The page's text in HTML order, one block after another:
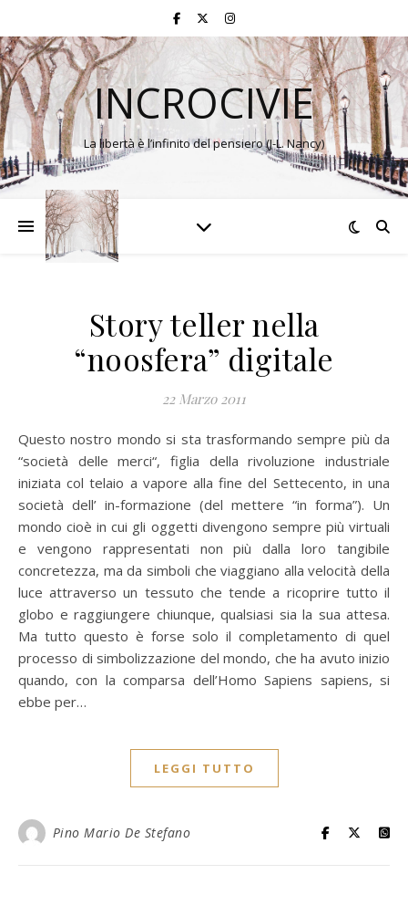
INCROCIVIE
La libertà è l’infinito del pensiero (J-L. Nancy)
Story teller nella
“noosfera” digitale
22 Marzo 2011
Questo nostro mondo si sta trasformando sempre più da
“società delle merci“, figlia della rivoluzione industriale
iniziata col telaio a vapore alla fine del Settecento, in una
società dell’ in-formazione (del mettere “in forma”). Un
mondo cioè in cui gli oggetti divengono sempre più virtuali
e vengono rappresentati non più dalla loro tangibile
concretezza, ma da simboli che viaggiano alla velocità della
luce attraverso un tessuto che tende a ricoprire tutto il
globo e raggiungere chiunque, qualsiasi sia la sua attesa.
Ma tutto questo è forse solo il completamento di quel
processo di simbolizzazione del mondo, che ha avuto inizio
quando, con la comparsa dell’Homo Sapiens sapiens, si
ebbe per…
LEGGI TUTTO
Pino Mario De Stefano